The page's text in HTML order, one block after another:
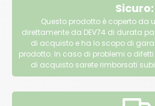
Sicuro:
Questo prodotto è coperto da
direttamente da DEV74 di durata
di acquisto e ha lo scopo di
prodotto. In caso di problemi o
di acquisto sarete rimborsati